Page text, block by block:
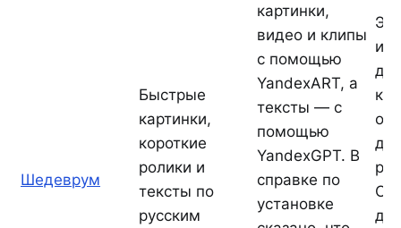
Шедеврум
Быстрые
картинки,
короткие
ролики и
тексты по
русским
картинки,
видео и клипы
с помощью
YandexART, а
тексты — с
помощью
YandexGPT. В
справке по
установке
о
Он